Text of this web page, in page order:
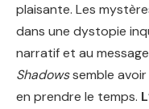
plaisante. Les
dans une dystopie
narratif et au
Shadowssemble
en prendre le temps.